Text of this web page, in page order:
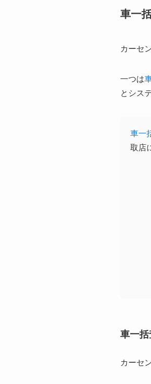
車一
カーセ
一つは
とシス
車一
取店
車一
カーセ